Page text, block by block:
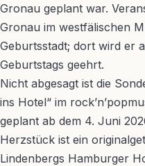
Gronau geplant war.
Gronau im westfälischen
Geburtsstadt; dort wird er
Geburtstags geehrt.
Nicht abgesagt ist die
ins Hotel“ im
geplant ab dem 4. Juni
Herzstück ist ein
Lindenbergs Hamburger